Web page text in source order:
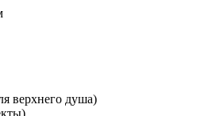
верхнего душа)